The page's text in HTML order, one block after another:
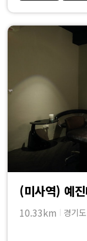
(미사역) 예
10.33km 경기